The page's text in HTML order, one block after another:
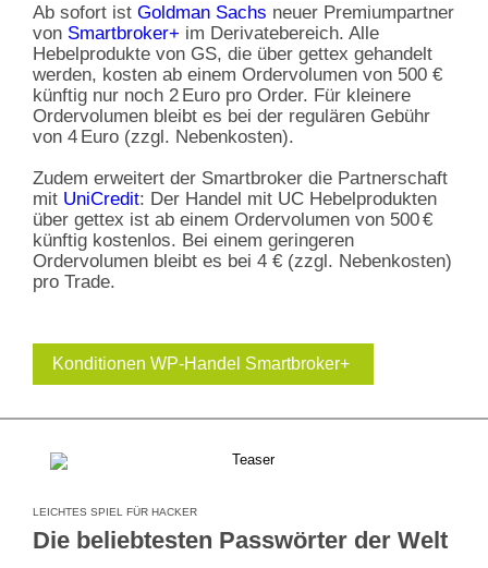
Ab sofort ist Goldman Sachs neuer Premiumpartner
von Smartbroker+ im Derivatebereich. Alle
Hebelprodukte von GS, die über gettex gehandelt
werden, kosten ab einem Ordervolumen von 500 €
künftig nur noch 2 Euro pro Order. Für kleinere
Ordervolumen bleibt es bei der regulären Gebühr
von 4 Euro (zzgl. Nebenkosten).
Zudem erweitert der Smartbroker die Partnerschaft
mit UniCredit: Der Handel mit UC Hebelprodukten
über gettex ist ab einem Ordervolumen von 500 €
künftig kostenlos. Bei einem geringeren
Ordervolumen bleibt es bei 4 € (zzgl. Nebenkosten)
pro Trade.
Konditionen WP-Handel Smartbroker+
LEICHTES SPIEL FÜR HACKER
Die beliebtesten Passwörter der Welt